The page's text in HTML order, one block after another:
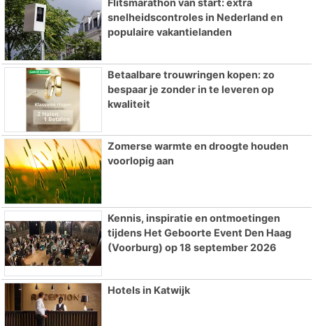
snelheidscontroles in Nederland en
populaire vakantielanden
Betaalbare trouwringen kopen: zo
bespaar je zonder in te leveren op
kwaliteit
Zomerse warmte en droogte houden
voorlopig aan
Kennis, inspiratie en ontmoetingen
tijdens Het Geboorte Event Den Haag
(Voorburg) op 18 september 2026
Hotels in Katwijk